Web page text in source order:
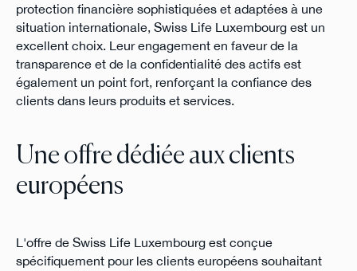
protection financière sophistiquées et adaptées à une
situation internationale, Swiss Life Luxembourg est un
excellent choix. Leur engagement en faveur de la
transparence et de la confidentialité des actifs est
également un point fort, renforçant la confiance des
clients dans leurs produits et services.
Une offre dédiée aux clients
européens
L'offre de Swiss Life Luxembourg est conçue
spécifiquement pour les clients européens souhaitant